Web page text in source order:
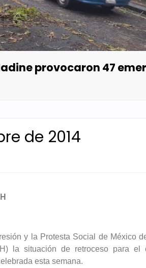
provocaron 47
de 2014
y la Protesta Social de México
la situación de retroceso para
esta semana.